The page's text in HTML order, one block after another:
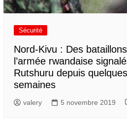
Sécurité
Nord-Kivu : Des
l’armée rwandaise
Rutshuru depuis quelques
semaines
valery 5 novembre 2019